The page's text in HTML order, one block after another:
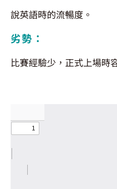
說英語時的流暢度。
劣勢：
比賽經驗少，正式上場時